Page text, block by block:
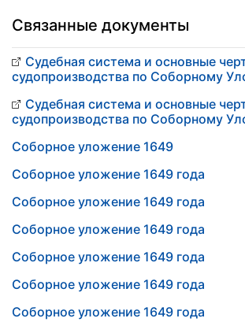
Связанные документы
Судебная система и основные
судопроизводства по Соборному
Судебная система и основные
судопроизводства по Соборному
Соборное уложение 1649
Соборное уложение 1649 года
Соборное уложение 1649 года
Соборное уложение 1649 года
Соборное уложение 1649 года
Соборное уложение 1649 года
Соборное уложение 1649 года